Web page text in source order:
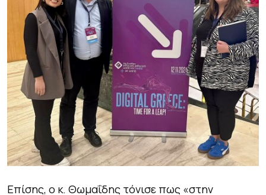
Επίσης, ο κ. Θωμαΐδης τόνισε πως «στην